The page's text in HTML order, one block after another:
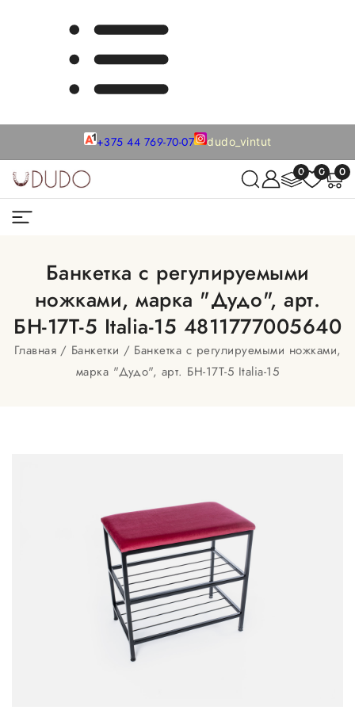
+375 44 769-70-07 dudo_vintut
0 0 0
Банкетка с регулируемыми
ножками, марка "Дудо", арт.
БН-17Т-5 Italia-15 4811777005640
Главная Банкетки
Банкетка с регулируемыми ножками,
марка "Дудо", арт. БН-17Т-5 Italia-15